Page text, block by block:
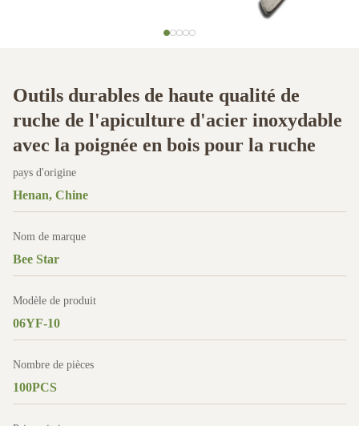
Outils durables de haute qualité de
ruche de l'apiculture d'acier inoxydable
avec la poignée en bois pour la ruche
pays d'origine
Henan, Chine
Nom de marque
Bee Star
Modèle de produit
06YF-10
Nombre de pièces
100PCS